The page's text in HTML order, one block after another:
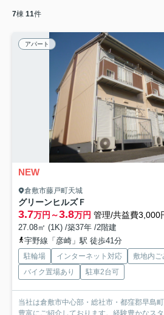
7棟 11件
アパート
NEW
倉敷市藤戸町天城
グリーンヒルズＦ
3.7万円～3.8万円 管理/共益費3,000
27.08㎡ (1K) /築37年 /2階建
宇野線「彦崎」駅 徒歩41分
駐輪場 インターネット対応 敷地内
バイク置場あり
駐車2台可
当社は倉敷市中心部・総社市・都窪郡早島
豊富にご紹介しております。経験豊かなス